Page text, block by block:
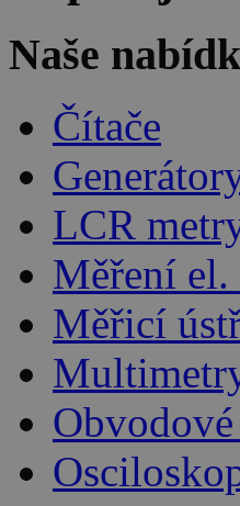
Naše
Čítače
LCR
Měření
Měřicí